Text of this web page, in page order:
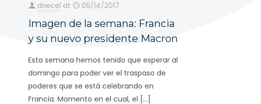
driecel at 05/14/2017
Imagen de la semana: Francia
y su nuevo presidente Macron
Esta semana hemos tenido que esperar al
domingo para poder ver el traspaso de
poderes que se está celebrando en
Francia. Momento en el cual, el […]